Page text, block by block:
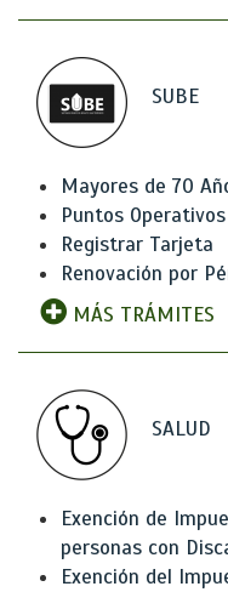
SUBE
Mayores de 70
Puntos
Registrar Tarjeta
Renovación por
MÁS TRÁMITES
SALUD
Exención de
personas con
Exención del